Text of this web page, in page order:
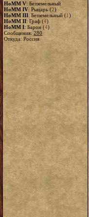
HoMM V: Безземельный
HoMM IV: Рыцарь (2)
HoMM III: Безземельный (1)
HoMM II: Граф (4)
HoMM I: Барон (4)
Сообщения: 280
Откуда: Россия